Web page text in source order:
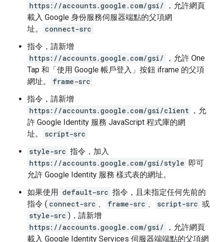
https://accounts.google.com/gsi/
，允許網頁
載入 Google 身份服務伺服器端點的父項網
址。
connect-src
指令，請新增
https://accounts.google.com/gsi/
，允許 One
Tap 和「使用 Google 帳戶登入」按鈕 iframe 的父項
網址。
frame-src
指令，請新增
https://accounts.google.com/gsi/client
，允
許 Google Identity 服務 JavaScript 程式庫的網
址。
script-src
style-src 指令，加入
https://accounts.google.com/gsi/style 即可
允許 Google Identity 服務 樣式表的網址。
如果使用 default-src 指令，且未指定任何先前的
指令 ( connect-src frame-src script-src 或
style-src )，請新增
https://accounts.google.com/gsi/
，允許網頁
載入 Google Identity Services 伺服器端端點的父項網